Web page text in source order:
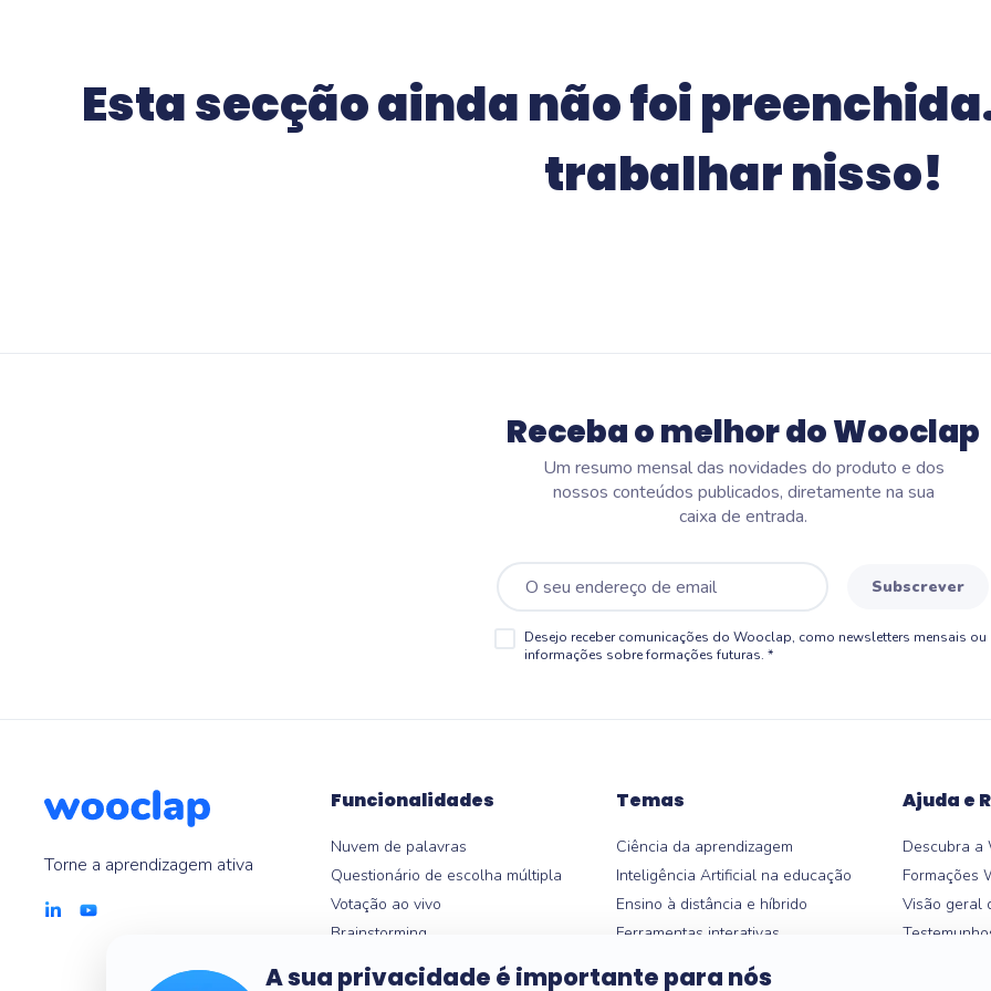
Wooflash, a plataforma de
microlearning da Wooclap
Esta secção ainda não foi
trabalhar nisso!
Receba o melhor do Wooclap
Um resumo mensal das novidades do produto e dos
nossos conteúdos publicados, diretamente na sua
caixa de entrada.
Subscrever
Desejo receber comunicações do Wooclap, como newsletters mensais ou
informações sobre formações futuras. *
A sua privacidade é importante para nós
Torne a aprendizagem ativa
Funcionalidades
Nuvem de palavras
Questionário de escolha múltipla
Votação ao vivo
Brainstorming
Apresentação interativa
Temas
Ciência da aprendizagem
Inteligência Artificial na educação
Ensino à distância e híbrido
Ferramentas interativas
Alternativas ao Kahoot
Ajuda e
Descubra a
Formações
Visão geral